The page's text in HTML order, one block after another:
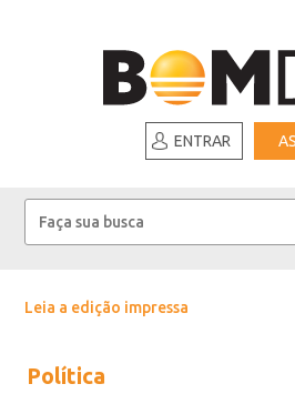
ENTRAR
Leia a edição impressa
Política